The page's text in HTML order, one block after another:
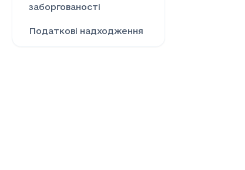
заборгованості
Податкові надходження